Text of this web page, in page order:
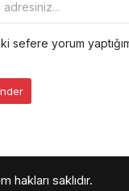
sefere yorum
hakları saklıdır.